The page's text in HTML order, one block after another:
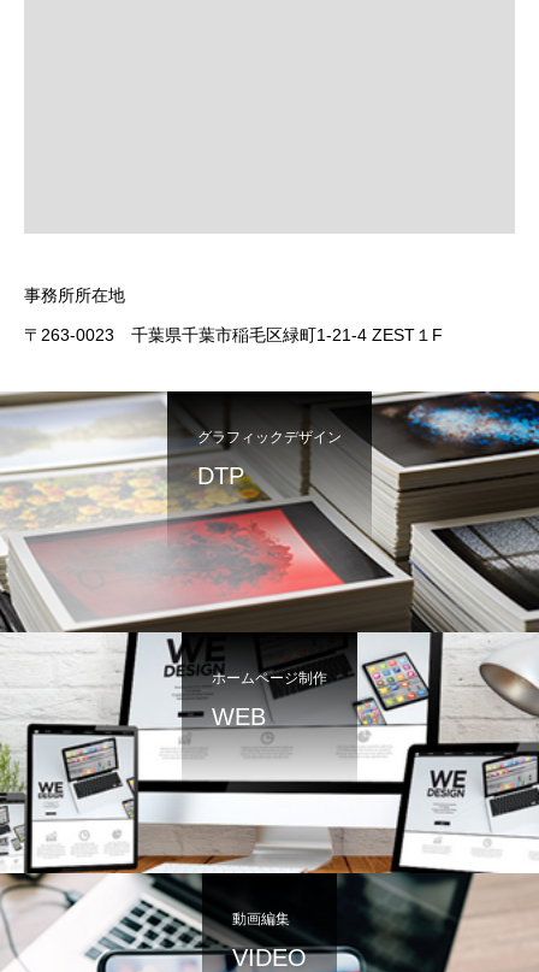
事務所所在地
〒263-0023 千葉県千葉市稲毛区緑町1-21-4 ZEST１F
グラフィックデザイン
DTP
ホームページ制作
WEB
動画編集
VIDEO